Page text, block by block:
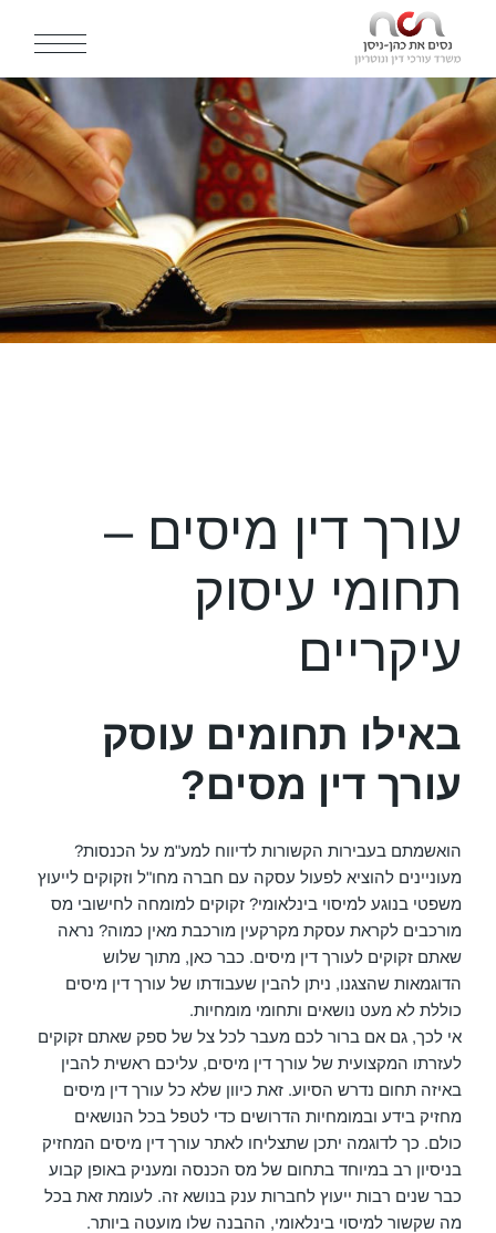
content
עורך דין מיסים –
תחומי עיסוק
עיקריים
באילו תחומים עוסק
עורך דין מסים?
הואשמתם בעבירות הקשורות לדיווח למע"מ על הכנסות?
מעוניינים להוציא לפעול עסקה עם חברה מחו"ל וזקוקים לייעוץ
משפטי בנוגע למיסוי בינלאומי? זקוקים למומחה לחישובי מס
מורכבים לקראת עסקת מקרקעין מורכבת מאין כמוה? נראה
שאתם זקוקים לעורך דין מיסים. כבר כאן, מתוך שלוש
הדוגמאות שהצגנו, ניתן להבין שעבודתו של עורך דין מיסים
כוללת לא מעט נושאים ותחומי מומחיות.
אי לכך, גם אם ברור לכם מעבר לכל צל של ספק שאתם זקוקים
לעזרתו המקצועית של עורך דין מיסים, עליכם ראשית להבין
באיזה תחום נדרש הסיוע. זאת כיוון שלא כל עורך דין מיסים
מחזיק בידע ובמומחיות הדרושים כדי לטפל בכל הנושאים
כולם. כך לדוגמה יתכן שתצליחו לאתר עורך דין מיסים המחזיק
בניסיון רב במיוחד בתחום של מס הכנסה ומעניק באופן קבוע
כבר שנים רבות ייעוץ לחברות ענק בנושא זה. לעומת זאת בכל
מה שקשור למיסוי בינלאומי, ההבנה שלו מועטה ביותר.